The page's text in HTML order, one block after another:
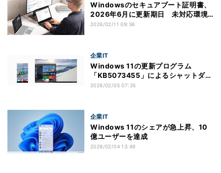
Windowsのセキュアブート証明書、
2026年6月に更新期日 未対応環境
は将来リスクも
2026/02/11 09:36
企業IT
Windows 11の更新プログラム
「KB5073455」によるシャットダウ
ン問題、Windows 10にも波及
2026/02/05 07:35
企業IT
Windows 11のシェアが急上昇、10
億ユーザーを達成
2026/02/04 13:49